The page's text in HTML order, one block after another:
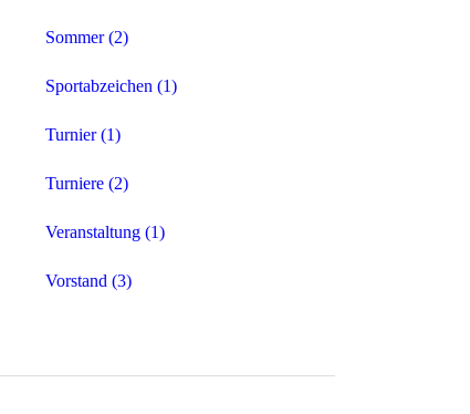
Sommer(2)
Sportabzeichen (1)
Turnier(1)
Turniere (2)
Veranstaltung (1)
Vorstand (3)